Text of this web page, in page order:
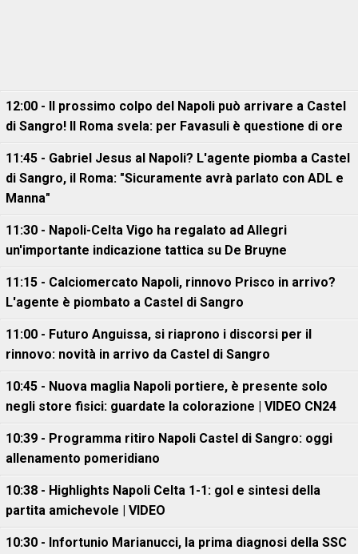
12:00 - Il prossimo colpo del Napoli può arrivare a Castel
di Sangro! Il Roma svela: per Favasuli è questione di ore
11:45 - Gabriel Jesus al Napoli? L'agente piomba a Castel
di Sangro, il Roma: "Sicuramente avrà parlato con ADL e
Manna"
11:30 - Napoli-Celta Vigo ha regalato ad Allegri
un'importante indicazione tattica su De Bruyne
11:15 - Calciomercato Napoli, rinnovo Prisco in arrivo?
L'agente è piombato a Castel di Sangro
11:00 - Futuro Anguissa, si riaprono i discorsi per il
rinnovo: novità in arrivo da Castel di Sangro
10:45 - Nuova maglia Napoli portiere, è presente solo
negli store fisici: guardate la colorazione | VIDEO CN24
10:39 - Programma ritiro Napoli Castel di Sangro: oggi
allenamento pomeridiano
10:38 - Highlights Napoli Celta 1-1: gol e sintesi della
partita amichevole | VIDEO
10:30 - Infortunio Marianucci, la prima diagnosi della SSC